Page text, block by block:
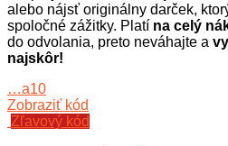
alebo nájsť originálny darček,
spoločné zážitky. Platí na celý
do odvolania, preto neváhajte a
najskôr!
…a10
Zobraziť kód
Zľavový kód